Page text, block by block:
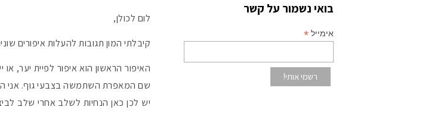
לום לכולן,
קיבלתי המון תגובות להעלות איפורים
האיפור הראשון הוא איפור לפיית יער,
שם המאפרת השתמשה בצבעי גוף. אני
יש לכן כאן הנחיות לשלב אחרי שלב
בואי נשמור על קשר
אימייל *